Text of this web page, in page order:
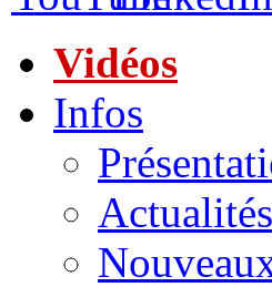
Vidéos
Infos
Actualités